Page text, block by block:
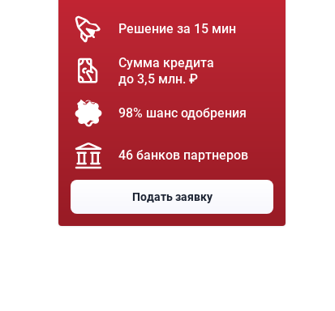
Решение за 15 мин
Сумма кредита
до 3,5 млн. ₽
98% шанс одобрения
46 банков партнеров
Подать заявку